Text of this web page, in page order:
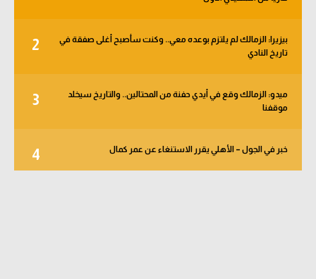
2
بيزيرا: الزمالك لم يلتزم بوعده معي.. وكنت سأصبح أغلى صفقة في
تاريخ النادي
3
ميدو: الزمالك وقع في أيدي حفنة من المحتالين.. والتاريخ سيخلد
موقفنا
4 خبر في الجول – الأهلي يقرر الاستنغاء عن عمر كمال